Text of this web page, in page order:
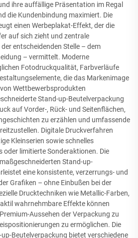
ihre auffällige Präsentation im Regal
die Kundenbindung maximiert. Die
einen Werbeplakat-Effekt, der die
auf sich zieht und zentrale
entscheidenden Stelle – dem
– vermittelt. Moderne
Fotodruckqualität, Farbverläufe
die das Markenimage
Wettbewerbsprodukten
Stand-up-Beutelverpackung
auf Vorder-, Rück- und Seitenflächen,
zu erzählen und umfassende
Digitale Druckverfahren
Kleinserien sowie schnelles
limitierte Sonderaktionen. Die
Stand-up-
eine konsistente, verzerrungs- und
Grafiken – ohne Einbußen bei der
Drucktechniken wie Metallic-Farben,
wahrnehmbare Effekte können
Aussehen der Verpackung zu
zu ermöglichen. Die
Beutelverpackung bietet verschiedene